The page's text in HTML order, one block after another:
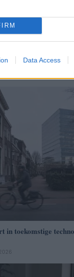
Data Access
in toekomstige